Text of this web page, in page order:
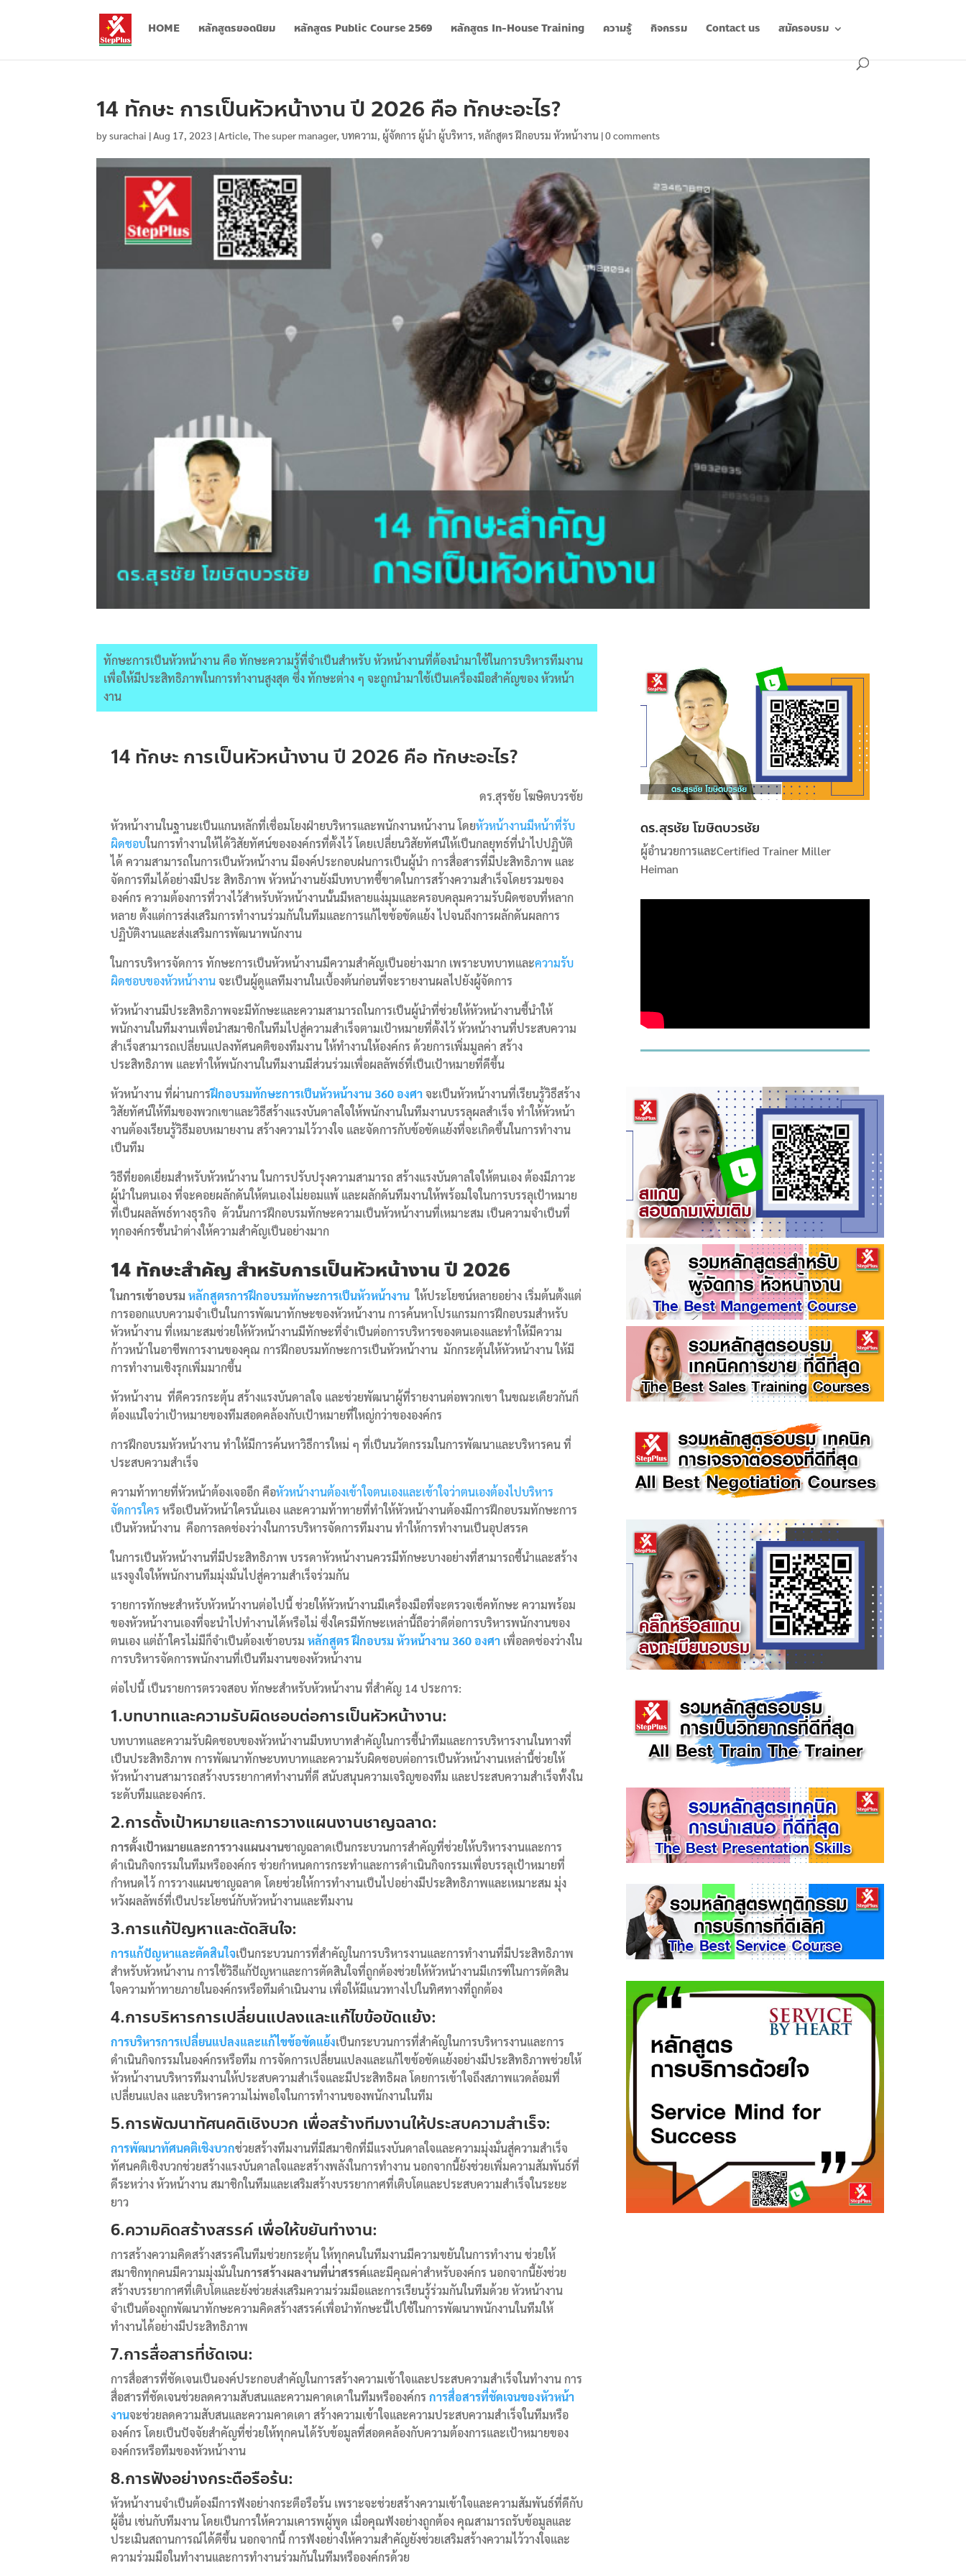
HOME หลักสูตรยอดนิยม หลักสูตร Public Course 2569 หลักสูตร In-House Training ความรู้ กิจกรรม Contact us สมัครอบรม
14 ทักษะ การเป็นหัวหน้างาน ปี 2026 คือ ทักษะอะไร?
bysurachai |Aug 17, 2023 |Article,The super manager,บทความ, ผู้จัดการ ผู้นำ ผู้บริหาร,หลักสูตร ฝึกอบรม หัวหน้างาน |0 comments
ทักษะการเป็นหัวหน้างาน คือ ทักษะความรู้ที่จำเป็นสำหรับ หัวหน้างานที่ต้องนำมาใช้ในการบริหารทีมงาน
เพื่อให้มีประสิทธิภาพในการทำงานสูงสุด ซึ่ง ทักษะต่าง ๆ จะถูกนำมาใช้เป็นเครื่องมือสำคัญของ หัวหน้า
งาน
14 ทักษะ การเป็นหัวหน้างาน ปี 2026 คือ ทักษะอะไร?
ดร.สุรชัย โฆษิตบวรชัย
หัวหน้างานในฐานะเป็นแกนหลักที่เชื่อมโยงฝ่ายบริหารและพนักงานหน้างาน โดยหัวหน้างานมีหน้าที่รับ
ผิดชอบในการทำงานให้ได้วิสัยทัศน์ขององค์กรที่ตั้งไว้ โดยเปลี่ยนวิสัยทัศน์ให้เป็นกลยุทธ์ที่นำไปปฏิบัติ
ได้ ความสามารถในการเป็นหัวหน้างาน มีองค์ประกอบฝนการเป็นผู้นำ การสื่อสารที่มีปะสิทธิภาพ และ
จัดการทีมได้อย่างมีประ สิทธิภาพ หัวหน้างานยังมีบทบาทชี้ขาดในการสร้างความสำเร็จโดยรวมของ
องค์กร ความต้องการที่วางไว้สำหรับหัวหน้างานนั้นมีหลายแง่มุมและครอบคลุมความรับผิดชอบที่หลาก
หลาย ตั้งแต่การส่งเสริมการทำงานร่วมกันในทีมและการแก้ไขข้อขัดแย้ง ไปจนถึงการผลักดันผลการ
ปฏิบัติงานและส่งเสริมการพัฒนาพนักงาน
ในการบริหารจัดการ ทักษะการเป็นหัวหน้างานมีความสำคัญเป็นอย่างมาก เพราะบทบาทและความรับ
ผิดชอบของหัวหน้างานจะเป็นผู้ดูแลทีมงานในเบื้องต้นก่อนที่จะรายงานผลไปยังผู้จัดการ
หัวหน้างานมีประสิทธิภาพจะมีทักษะและความสามารถในการเป็นผู้นำที่ช่วยให้หัวหน้างานชี้นำให้
พนักงานในทีมงานเพื่อนำสมาชิกในทีมไปสู่ความสำเร็จตามเป้าหมายที่ตั้งไว้ หัวหน้างานที่ประสบความ
สำเร็จสามารถเปลี่ยนแปลงทัศนคติของทีมงาน ให้ทำงานให้องค์กร ด้วยการเพิ่มมูลค่า สร้าง
ประสิทธิภาพ และทำให้พนักงานในทีมงานมีส่วนร่วมเพื่อผลลัพธ์ที่เป็นเป้าหมายที่ดีขึ้น
หัวหน้างาน ที่ผ่านการฝึกอบรมทักษะการเป็นหัวหน้างาน 360 องศาจะเป็นหัวหน้างานที่เรียนรู้วิธีสร้าง
วิสัยทัศน์ให้ทีมของพวกเขาและวิธีสร้างแรงบันดาลใจให้พนักงานในทีมงานบรรลุผลสำเร็จ ทำให้หัวหน้า
งานต้องเรียนรู้วิธีมอบหมายงาน สร้างความไว้วางใจ และจัดการกับข้อขัดแย้งที่จะเกิดขึ้นในการทำงาน
เป็นทีม
วิธีที่ยอดเยี่ยมสำหรับหัวหน้างาน ในการปรับปรุงความสามารถ สร้างแรงบันดาลใจให้ตนเอง ต้องมีภาวะ
ผู้นำในตนเอง ที่จะคอยผลักดันให้ตนเองไม่ยอมแพ้ และผลักดันทีมงานให้พร้อมใจในการบรรลุเป้าหมาย
ที่เป็นผลลัพธ์ทางธุรกิจ ดัวนั้นการฝึกอบรมทักษะความเป็นหัวหน้างานที่เหมาะสม เป็นความจำเป็นที่
ทุกองค์กรชั้นนำต่างให้ความสำคัญเป็นอย่างมาก
14 ทักษะสำคัญ สำหรับการเป็นหัวหน้างาน ปี 2026
ในการเข้าอบรมหลักสูตรการฝึกอบรมทักษะการเป็นหัวหน้างาน ให้ประโยชน์หลายอย่าง เริ่มต้นตั้งแต่
การออกแบบความจำเป็นในการพัฒนาทักษะของหัวหน้างาน การค้นหาโปรแกรมการฝึกอบรมสำหรับ
หัวหน้างาน ที่เหมาะสมช่วยให้หัวหน้างานมีทักษะที่จำเป็นต่อการบริหารของตนเองและทำให้มีความ
ก้าวหน้าในอาชีพการงานของคุณ การฝึกอบรมทักษะการเป็นหัวหน้างาน มักกระตุ้นให้หัวหน้างาน ให้มี
การทำงานเชิงรุกเพิ่มมากขึ้น
หัวหน้างาน ที่ดีควรกระตุ้น สร้างแรงบันดาลใจ และช่วยพัฒนาผู้ที่รายงานต่อพวกเขา ในขณะเดียวกันก็
ต้องแน่ใจว่าเป้าหมายของทีมสอดคล้องกับเป้าหมายที่ใหญ่กว่าขององค์กร
การฝึกอบรมหัวหน้างาน ทำให้มีการค้นหาวิธีการใหม่ ๆ ที่เป็นนวัตกรรมในการพัฒนาและบริหารคน ที่
ประสบความสำเร็จ
ความท้าทายที่หัวหน้าต้องเจออีก คือหัวหน้างานต้องเข้าใจตนเองและเข้าใจว่าตนเองต้องไปบริหาร
จัดการใคร หรือเป็นหัวหน้าใครนั่นเอง และความท้าทายที่ทำให้หัวหน้างานต้องมีการฝึกอบรมทักษะการ
เป็นหัวหน้างาน คือการลดช่องว่างในการบริหารจัดการทีมงาน ทำให้การทำงานเป็นอุปสรรค
ในการเป็นหัวหน้างานที่มีประสิทธิภาพ บรรดาหัวหน้างานควรมีทักษะบางอย่างที่สามารถชี้นำและสร้าง
แรงจูงใจให้พนักงานทีมมุ่งมั่นไปสู่ความสำเร็จร่วมกัน
รายการทักษะสำหรับหัวหน้างานต่อไปนี้ ช่วยให้หัวหน้างานมีเครื่องมือที่จะตรวจเช็คทักษะ ความพร้อม
ของหัวหน้างานเองที่จะนำไปทำงานได้หรือไม่ ซึ่งใครมีทักษะเหล่านี้ถือว่าดีต่อการบริหารพนักงานของ
ตนเอง แต่ถ้าใครไม่มีก็จำเป็นต้องเข้าอบรมหลักสูตร ฝึกอบรม หัวหน้างาน 360 องศา เพื่อลดช่องว่างใน
การบริหารจัดการพนักงานที่เป็นทีมงานของหัวหน้างาน
ต่อไปนี้ เป็นรายการตรวจสอบ ทักษะสำหรับหัวหน้างาน ที่สำคัญ 14 ประการ:
1.บทบาทและความรับผิดชอบต่อการเป็นหัวหน้างาน:
บทบาทและความรับผิดชอบของหัวหน้างานมีบทบาทสำคัญในการชี้นำทีมและการบริหารงานในทางที่
เป็นประสิทธิภาพ การพัฒนาทักษะบทบาทและความรับผิดชอบต่อการเป็นหัวหน้างานเหล่านี้ช่วยให้
หัวหน้างานสามารถสร้างบรรยากาศทำงานที่ดี สนับสนุนความเจริญของทีม และประสบความสำเร็จทั้งใน
ระดับทีมและองค์กร.
2.การตั้งเป้าหมายและการวางแผนงานชาญฉลาด:
การตั้งเป้าหมายและการวางแผนงานชาญฉลาดเป็นกระบวนการสำคัญที่ช่วยให้บริหารงานและการ
ดำเนินกิจกรรมในทีมหรือองค์กร ช่วยกำหนดการกระทำและการดำเนินกิจกรรมเพื่อบรรลุเป้าหมายที่
กำหนดไว้ การวางแผนชาญฉลาด โดยช่วยให้การทำงานเป็นไปอย่างมีประสิทธิภาพและเหมาะสม มุ่ง
หวังผลลัพธ์ที่เป็นประโยชน์กับหัวหน้างานและทีมงาน
3.การแก้ปัญหาและตัดสินใจ:
การแก้ปัญหาและตัดสินใจเป็นกระบวนการที่สำคัญในการบริหารงานและการทำงานที่มีประสิทธิภาพ
สำหรับหัวหน้างาน การใช้วิธีแก้ปัญหาและการตัดสินใจที่ถูกต้องช่วยให้หัวหน้างานมีเกรฑ์ในการตัดสิน
ใจความท้าทายภายในองค์กรหรือทีมดำเนินงาน เพื่อให้มีแนวทางไปในทิศทางที่ถูกต้อง
4.การบริหารการเปลี่ยนแปลงและแก้ไขข้อขัดแย้ง:
การบริหารการเปลี่ยนแปลงและแก้ไขข้อขัดแย้งเป็นกระบวนการที่สำคัญในการบริหารงานและการ
ดำเนินกิจกรรมในองค์กรหรือทีม การจัดการเปลี่ยนแปลงและแก้ไขข้อขัดแย้งอย่างมีประสิทธิภาพช่วยให้
หัวหน้างานบริหารทีมงานให้ประสบความสำเร็จและมีประสิทธิผล โดยการเข้าใจถึงสภาพแวดล้อมที่
เปลี่ยนแปลง และบริหารความไม่พอใจในการทำงานของพนักงานในทีม
5.การพัฒนาทัศนคติเชิงบวก เพื่อสร้างทีมงานให้ประสบความสำเร็จ:
การพัฒนาทัศนคติเชิงบวกช่วยสร้างทีมงานที่มีสมาชิกที่มีแรงบันดาลใจและความมุ่งมั่นสู่ความสำเร็จ
ทัศนคติเชิงบวกช่วยสร้างแรงบันดาลใจและสร้างพลังในการทำงาน นอกจากนี้ยังช่วยเพิ่มความสัมพันธ์ที่
ดีระหว่าง หัวหน้างาน สมาชิกในทีมและเสริมสร้างบรรยากาศที่เติบโตและประสบความสำเร็จในระยะ
ยาว
6.ความคิดสร้างสรรค์เพื่อให้ขยันทำงาน:
การสร้างความคิดสร้างสรรค์ในทีมช่วยกระตุ้น ให้ทุกคนในทีมงานมีความขยันในการทำงาน ช่วยให้
สมาชิกทุกคนมีความมุ่งมั่นในการสร้างผลงานที่น่าสรรค์และมีคุณค่าสำหรับองค์กร นอกจากนี้ยังช่วย
สร้างบรรยากาศที่เติบโตและยังช่วยส่งเสริมความร่วมมือและการเรียนรู้ร่วมกันในทีมด้วย หัวหน้างาน
จำเป็นต้องถูกพัฒนาทักษะความคิดสร้างสรรค์เพื่อนำทักษะนี้ไปใช้ในการพัฒนาพนักงานในทีมให้
ทำงานได้อย่างมีประสิทธิภาพ
7.การสื่อสารที่ชัดเจน:
การสื่อสารที่ชัดเจนเป็นองค์ประกอบสำคัญในการสร้างความเข้าใจและประสบความสำเร็จในทำงาน การ
สื่อสารที่ชัดเจนช่วยลดความสับสนและความคาดเดาในทีมหรือองค์กรการสื่อสารที่ชัดเจนของหัวหน้า
งานจะช่วยลดความสับสนและความคาดเดา สร้างความเข้าใจและความประสบความสำเร็จในทีมหรือ
องค์กร โดยเป็นปัจจัยสำคัญที่ช่วยให้ทุกคนได้รับข้อมูลที่สอดคล้องกับความต้องการและเป้าหมายของ
องค์กรหรือทีมของหัวหน้างาน
8.การฟังอย่างกระตือรือร้น:
หัวหน้างานจำเป็นต้องมีการฟังอย่างกระตือรือร้น เพราะจะช่วยสร้างความเข้าใจและความสัมพันธ์ที่ดีกับ
ผู้อื่น เช่นกับทีมงาน โดยเป็นการให้ความเคารพผู้พูด เมื่อคุณฟังอย่างถูกต้อง คุณสามารถรับข้อมูลและ
ประเมินสถานการณ์ได้ดีขึ้น นอกจากนี้ การฟังอย่างให้ความสำคัญยังช่วยเสริมสร้างความไว้วางใจและ
ความร่วมมือในทำงานและการทำงานร่วมกันในทีมหรือองค์กรด้วย
ดร.สุรชัย โฆษิตบวรชัย
ผู้อำนวยการและCertified Trainer Miller
Heiman